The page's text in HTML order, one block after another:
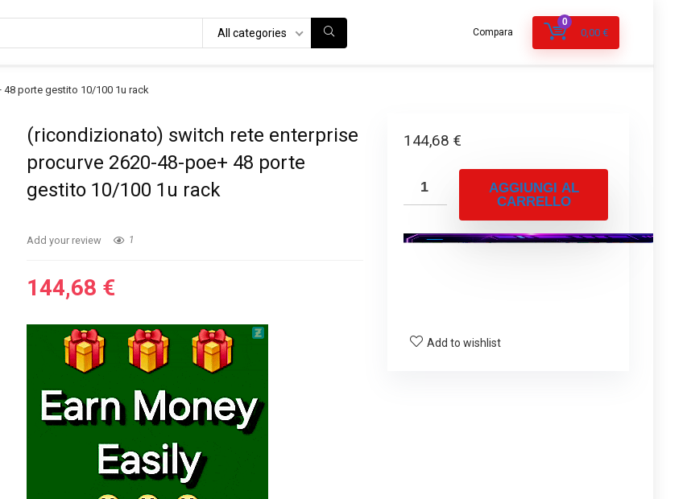
All categories Compara
0
0,00 €
porte gestito 10/100 1u rack
(ricondizionato) switch rete enterprise
procurve 2620-48-poe+ 48 porte
gestito 10/100 1u rack
Add your review 1
144,68 €
144,68 €
AGGIUNGI AL
CARRELLO
Add to wishlist